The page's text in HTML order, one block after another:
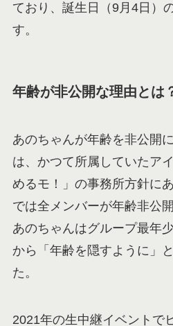
ており、誕生日（9月4日）
す。
年齢が非公開な理由とは
あのちゃんが年齢を非公開
は、かつて所属していたア
めるモ！」の事務所方針に
では全メンバーが年齢非公
あのちゃんはグループ最年
から「年齢を隠すように」
た。
2021年の生中継イベントで